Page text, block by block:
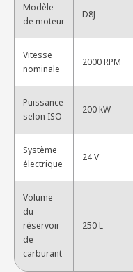
Modèle
de moteur
D8J
Vitesse
nominale
2000 RPM
Puissance
selon ISO
200 kW
Système
électrique
24 V
Volume
du
réservoir
de
carburant
250 L